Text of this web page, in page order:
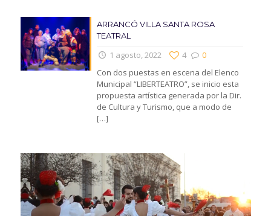
ARRANCÓ VILLA SANTA ROSA
TEATRAL
1 agosto, 2022 0
4
Con dos puestas en escena del Elenco
Municipal “LIBERTEATRO”, se inicio esta
propuesta artística generada por la Dir.
de Cultura y Turismo, que a modo de
[…]